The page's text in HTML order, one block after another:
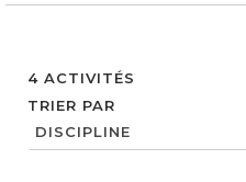
4 ACTIVITÉS
TRIER PAR